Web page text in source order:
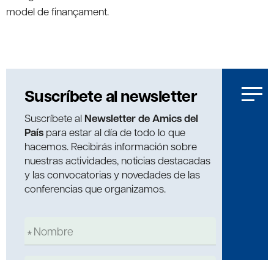
model de finançament.
Suscríbete al newsletter
Suscríbete al Newsletter de Amics del
País para estar al día de todo lo que
hacemos. Recibirás información sobre
nuestras actividades, noticias destacadas
y las convocatorias y novedades de las
conferencias que organizamos.